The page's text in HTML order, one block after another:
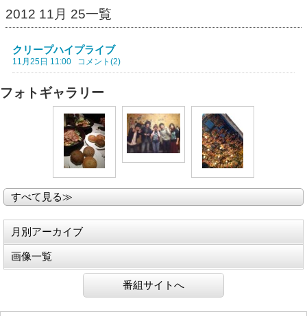
2012 11月 25一覧
クリープハイプライブ
11月25日 11:00 コメント(2)
フォトギャラリー
すべて見る≫
月別アーカイブ
画像一覧
番組サイトへ